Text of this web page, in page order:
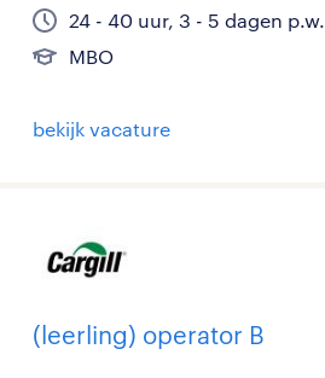
24 - 40 uur, 3 - 5 dagen p.w.
MBO
bekijk vacature
(leerling) operator B